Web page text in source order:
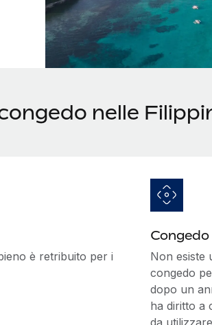
nelle
è retribuito per i
Non esiste
congedo
dopo un
ha diritto a
da